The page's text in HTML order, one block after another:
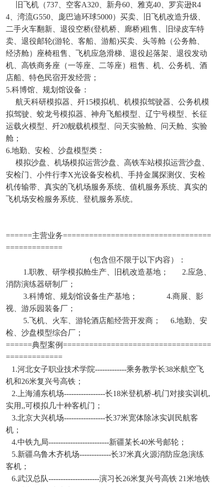
旧飞机（737、空客A320、新舟60、雅克40、罗宾逊R4
4、湾流G550、庞巴迪环球5000）买卖、旧飞机改造升级、
二手火车翻新、退役空桥(登机桥、廊桥)租售、旧绿皮车特
卖、退役邮轮(游轮、客船、游船)买卖、头等舱（公务舱、
经济舱）座椅租售、飞机应急滑梯、退役起落架、退役发动
机、高铁商务座（一等座、二等座）租售、机、公务机、酒
店船、特色民宿开发经营；
5.科博馆、规划馆设备：
航天科研模拟器、歼15模拟机、机模拟驾驶器、公务机模
拟驾驶、蛟龙号模拟器、神舟飞船模型、辽宁号模型、长征
运载火模型、歼20舰载机模型、问天实验舱、问天舱、实验
舱；
6.地勤、安检、沙盘模型类：
模拟沙盘、机场模拟运营沙盘、高铁车站模拟运营沙盘、
安检门、小件行李X光设备安检机、手持金属探测仪、安检
机传输带、真实的飞机场服务系统、值机服务系统、真实的
飞机场安检服务系统、登机服务系统。
======主营业务==================================
=============
（包含但不限于以下内容）：
1.职教、研学模拟舱生产、旧机改造基地； 2.应急、
消防演练器研制厂；
3.科博馆、规划馆设备生产基地； 4.商展、影
视、游乐园装备厂；
5.飞机、火车、游轮酒店船经营开发商； 6.地勤、安
检、沙盘模型综合厂；
======典型案例==================================
=============
1.河北女子职业技术学院-------------乘务教学长38米航空飞
机和26米复兴号高铁；
2.上海浦东机场-----------------长18米登机桥-机门对接实训机,
实用,,可模拟几十种客机门；
3.北京大兴机场-----------------长37米宽体除冰实训民航客
机；
4.中铁九局-------------------------新疆某长40米号邮轮；
5.新疆乌鲁木齐机场-------------长37米真火源消防应急演练
客机；
6.武汉总队---------------------演习长26米复兴号高铁 21米地铁